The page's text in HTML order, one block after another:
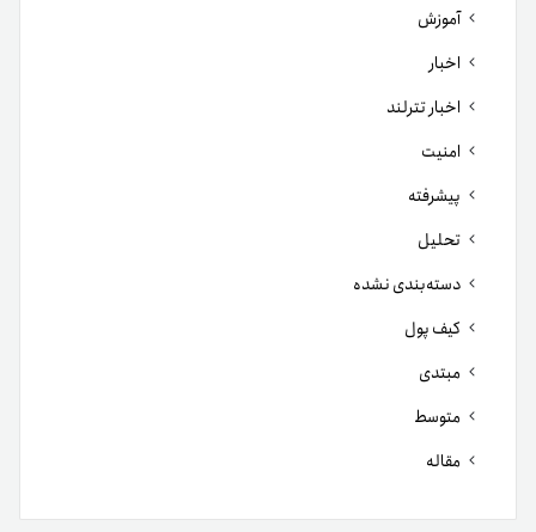
آموزش
اخبار
اخبار تترلند
امنیت
پیشرفته
تحلیل
دسته‌بندی نشده
کیف پول
مبتدی
متوسط
مقاله